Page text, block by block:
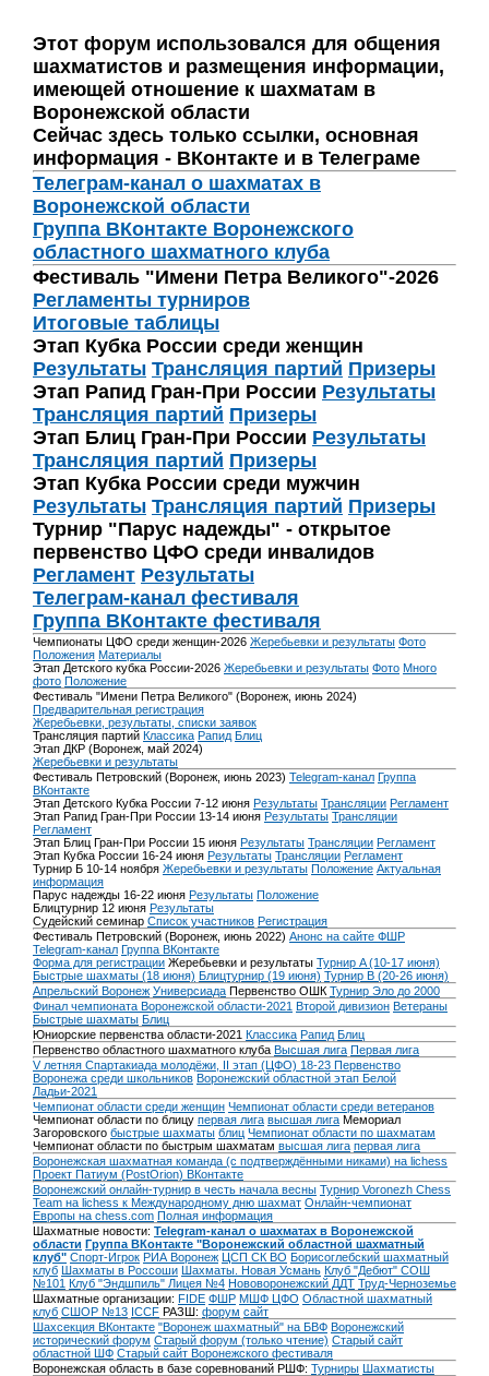
Этот форум использовался для общения
шахматистов и размещения информации,
имеющей отношение к шахматам в
Воронежской области
Сейчас здесь только ссылки, основная
информация - ВКонтакте и в Телеграме
Телеграм-канал о шахматах в
Воронежской области
Группа ВКонтакте Воронежского
областного шахматного клуба
Фестиваль "Имени Петра Великого"-2026
Регламенты турниров
Итоговые таблицы
Этап Кубка России среди женщин
Результаты Трансляция партий Призеры
Этап Рапид Гран-При России Результаты
Трансляция партий Призеры
Этап Блиц Гран-При России Результаты
Трансляция партий Призеры
Этап Кубка России среди мужчин
Результаты Трансляция партий Призеры
Турнир "Парус надежды" - открытое
первенство ЦФО среди инвалидов
Регламент Результаты
Телеграм-канал фестиваля
Группа ВКонтакте фестиваля
Чемпионаты ЦФО среди женщин-2026 Жеребьевки и результаты Фото
Положения Материалы
Этап Детского кубка России-2026 Жеребьевки и результаты Фото Много
фото Положение
Фестиваль "Имени Петра Великого" (Воронеж, июнь 2024)
Предварительная регистрация
Жеребьевки, результаты, списки заявок
Трансляция партий Классика Рапид Блиц
Этап ДКР (Воронеж, май 2024)
Жеребьевки и результаты
Фестиваль Петровский (Воронеж, июнь 2023) Telegram-канал Группа
ВКонтакте
Этап Детского Кубка России 7-12 июня Результаты Трансляции Регламент
Этап Рапид Гран-При России 13-14 июня Результаты Трансляции
Регламент
Этап Блиц Гран-При России 15 июня Результаты Трансляции Регламент
Этап Кубка России 16-24 июня Результаты Трансляции Регламент
Турнир Б 10-14 ноября Жеребьевки и результаты Положение Актуальная
информация
Парус надежды 16-22 июня Результаты Положение
Блицтурнир 12 июня Результаты
Судейский семинар Список участников Регистрация
Фестиваль Петровский (Воронеж, июнь 2022) Анонс на сайте ФШР
Telegram-канал Группа ВКонтакте
Форма для регистрации Жеребьевки и результаты Турнир A (10-17 июня)
Быстрые шахматы (18 июня) Блицтурнир (19 июня) Турнир B (20-26 июня)
Апрельский Воронеж Универсиада Первенство ОШК Турнир Эло до 2000
Финал чемпионата Воронежской области-2021 Второй дивизион Ветераны
Быстрые шахматы Блиц
Юниорские первенства области-2021 Классика Рапид Блиц
Первенство областного шахматного клуба Высшая лига Первая лига
V летняя Спартакиада молодёжи, II этап (ЦФО) 18-23 Первенство
Воронежа среди школьников Воронежский областной этап Белой
Ладьи-2021
Чемпионат области среди женщин Чемпионат области среди ветеранов
Чемпионат области по блицу первая лига высшая лига Мемориал
Загоровского быстрые шахматы блиц Чемпионат области по шахматам
Чемпионат области по быстрым шахматам высшая лига первая лига
Воронежская шахматная команда (с подтверждёнными никами) на lichess
Проект Патиум (PostOrion) ВКонтакте
Воронежский онлайн-турнир в честь начала весны Турнир Voronezh Chess
Team на lichess к Международному дню шахмат Онлайн-чемпионат
Европы на chess.com Полная информация
Шахматные новости: Telegram-канал о шахматах в Воронежской
области Группа ВКонтакте "Воронежский областной шахматный
клуб" Спорт-Игрок РИА Воронеж ЦСП СК ВО Борисоглебский шахматный
клуб Шахматы в Россоши Шахматы. Новая Усмань Клуб "Дебют" СОШ
№101 Клуб "Эндшпиль" Лицея №4 Нововоронежский ДДТ Труд-Черноземье
Шахматные организации: FIDE ФШР МШФ ЦФО Областной шахматный
клуб СШОР №13 ICCF РАЗШ: форум сайт
Шахсекция ВКонтакте "Воронеж шахматный" на БВФ Воронежский
исторический форум Cтарый форум (только чтение) Старый сайт
областной ШФ Старый сайт Воронежского фестиваля
Воронежская область в базе соревнований РШФ: Турниры Шахматисты